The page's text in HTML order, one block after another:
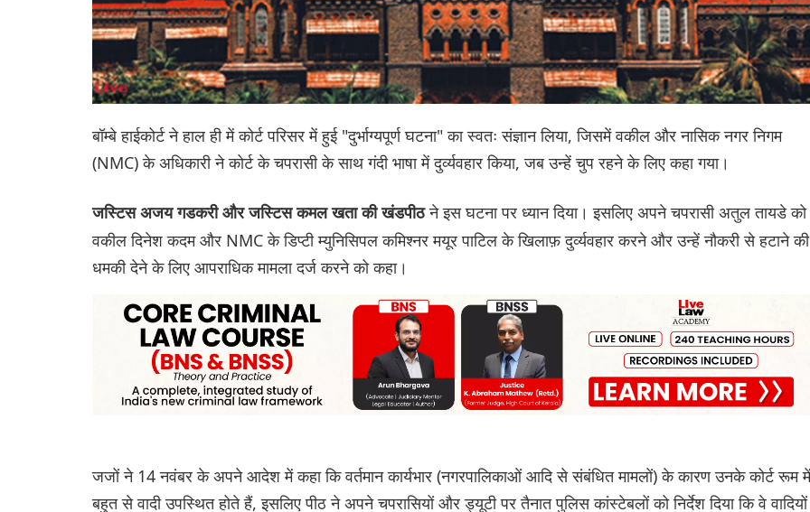
बॉम्बे हाईकोर्ट ने हाल ही में कोर्ट परिसर में हुई "दुर्भाग्यपूर्ण घटना" का स्वतः संज्ञान लिया, जिसमें वकील और नासिक नगर निगम
(NMC) के अधिकारी ने कोर्ट के चपरासी के साथ गंदी भाषा में दुर्व्यवहार किया, जब उन्हें चुप रहने के लिए कहा गया।
जस्टिस अजय गडकरी और जस्टिस कमल खता की खंडपीठने इस घटना पर ध्यान दिया। इसलिए अपने चपरासी अतुल तायडे को
वकील दिनेश कदम और NMC के डिप्टी म्युनिसिपल कमिश्नर मयूर पाटिल के खिलाफ़ दुर्व्यवहार करने और उन्हें नौकरी से हटाने की
धमकी देने के लिए आपराधिक मामला दर्ज करने को कहा।
जजों ने 14 नवंबर के अपने आदेश में कहा कि वर्तमान कार्यभार (नगरपालिकाओं आदि से संबंधित मामलों) के कारण उनके कोर्ट रूम में
बहुत से वादी उपस्थित होते हैं, इसलिए पीठ ने अपने चपरासियों और ड्यूटी पर तैनात पुलिस कांस्टेबलों को निर्देश दिया कि वे वादियों